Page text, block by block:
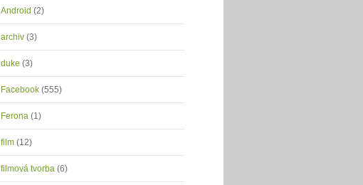
Android (2)
archiv (3)
duke (3)
Facebook (555)
Ferona (1)
film (12)
filmová tvorba (6)